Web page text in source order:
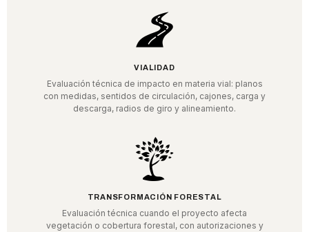
VIALIDAD
Evaluación técnica de impacto en materia vial: planos
con medidas, sentidos de circulación, cajones, carga y
descarga, radios de giro y alineamiento.
TRANSFORMACIÓN FORESTAL
Evaluación técnica cuando el proyecto afecta
vegetación o cobertura forestal, con autorizaciones y